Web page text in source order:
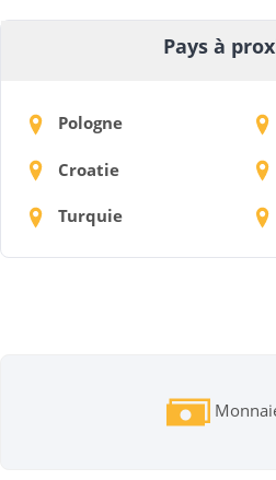
Pays à
Pologne
Croatie
Turquie